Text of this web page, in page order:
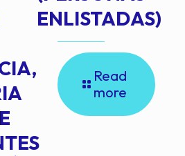
ENLISTADAS)
Read
more